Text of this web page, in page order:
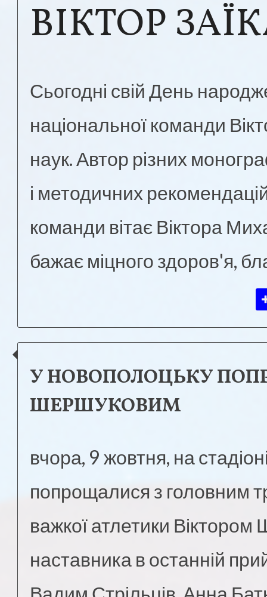
ВІКТОР
Сьогодні свій День
національної команди
наук. Автор різних
і методичних
команди вітає Віктора
бажає міцного здоров'я,
У НОВОПОЛОЦЬКУ
ШЕРШУКОВИМ
вчора, 9 жовтня, на
попрощалися з головним
важкої атлетики
наставника в останній